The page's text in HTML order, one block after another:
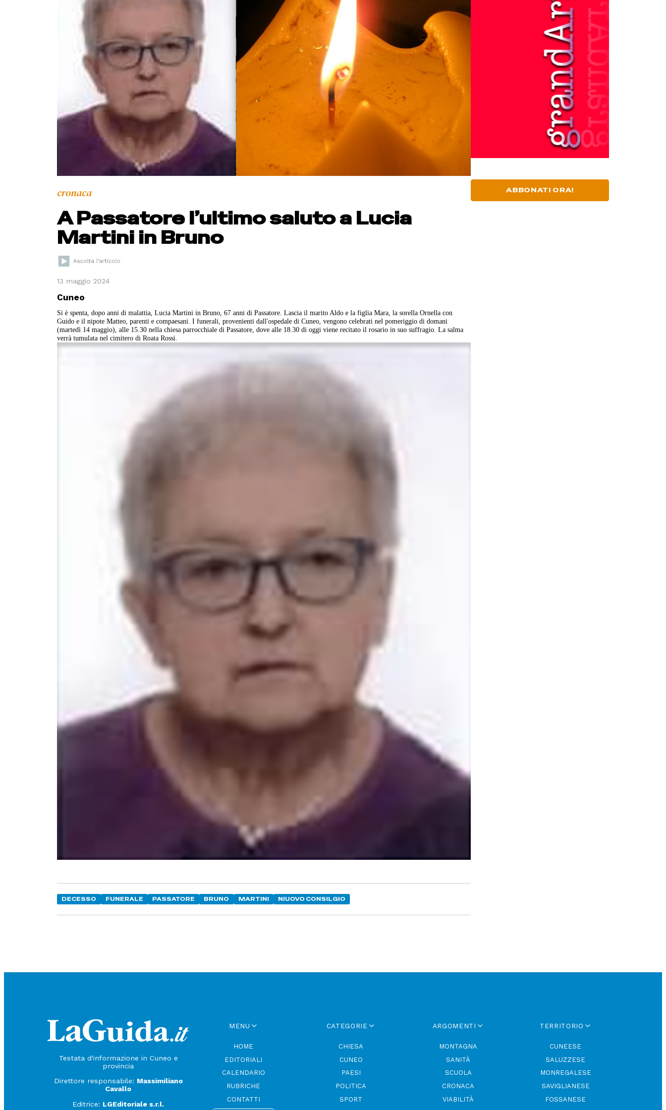
cronaca
A Passatore l’ultimo saluto a Lucia
Martini in Bruno
13 maggio 2024
Cuneo
Si è spenta, dopo anni di malattia, Lucia Martini in Bruno, 67 anni di Passatore. Lascia il marito Aldo e la figlia Mara, la sorella Ornella con
Guido e il nipote Matteo, parenti e compaesani. I funerali, provenienti dall'ospedale di Cuneo, vengono celebrati nel pomeriggio di domani
(martedì 14 maggio), alle 15.30 nella chiesa parrocchiale di Passatore, dove alle 18.30 di oggi viene recitato il rosario in suo suffragio. La salma
verrà tumulata nel cimitero di Roata Rossi.
DECESSO FUNERALE PASSATORE BRUNO MARTINI NIUOVO CONSILGIO
ABBONATI ORA!
Testata d'informazione in Cuneo e
provincia
Direttore responsabile: Massimiliano
Cavallo
Editrice: LGEditoriale s.r.l.
MENU
HOME
EDITORIALI
CALENDARIO
RUBRICHE
CONTATTI
CATEGORIE
CHIESA
CUNEO
PAESI
POLITICA
SPORT
ARGOMENTI
MONTAGNA
SANITÀ
SCUOLA
CRONACA
VIABILITÀ
TERRITORIO
CUNEESE
SALUZZESE
MONREGALESE
SAVIGLIANESE
FOSSANESE